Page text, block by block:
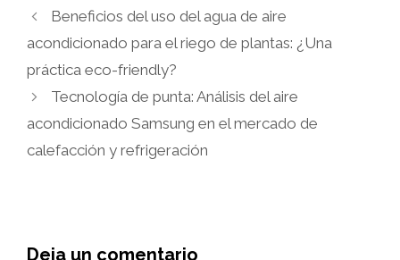
Beneficios del uso del agua de aire
acondicionado para el riego de plantas: ¿Una
práctica eco-friendly?
Tecnología de punta: Análisis del aire
acondicionado Samsung en el mercado de
calefacción y refrigeración
Deja un comentario